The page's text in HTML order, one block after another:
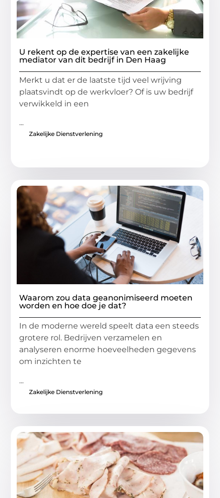
U rekent op de expertise van een zakelijke
mediator van dit bedrijf in Den Haag
Merkt u dat er de laatste tijd veel wrijving
plaatsvindt op de werkvloer? Of is uw bedrijf
verwikkeld in een
...
Zakelijke Dienstverlening
Waarom zou data geanonimiseerd moeten
worden en hoe doe je dat?
In de moderne wereld speelt data een steeds
grotere rol. Bedrijven verzamelen en
analyseren enorme hoeveelheden gegevens
om inzichten te
...
Zakelijke Dienstverlening